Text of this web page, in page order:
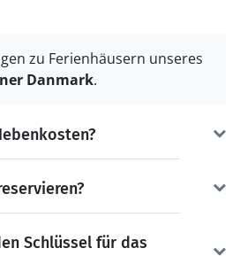
zu Ferienhäusern unseres
Danmark.
Schlüssel für das